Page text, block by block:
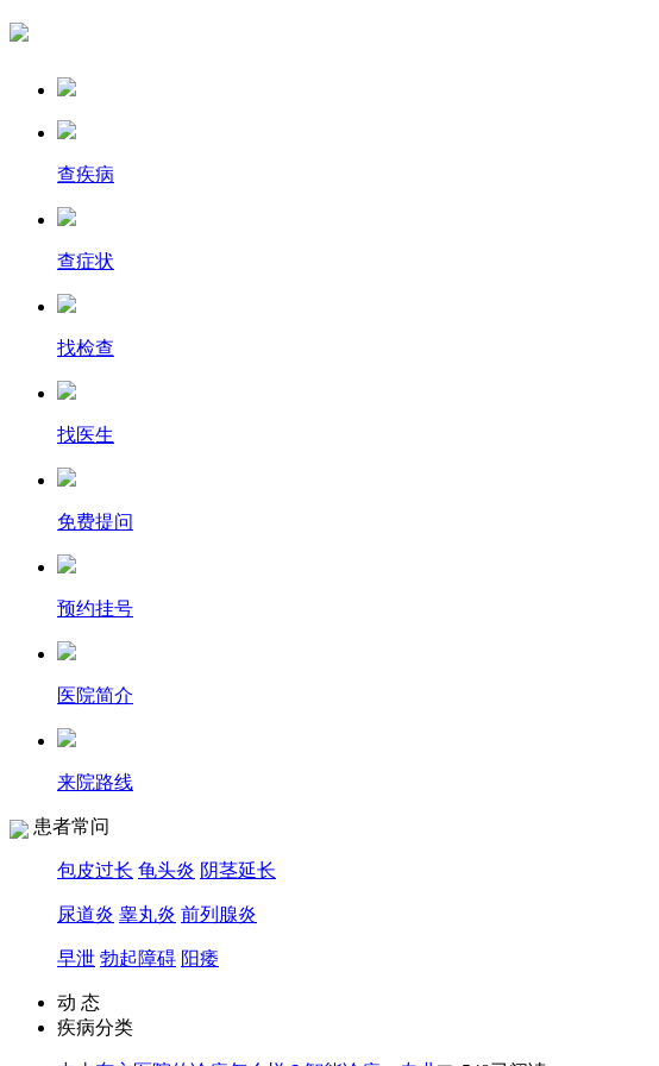
查疾病
查症状
找检查
找医生
免费提问
预约挂号
医院简介
来院路线
患者常问
包皮过长 龟头炎 阴茎延长
尿道炎 睾丸炎 前列腺炎
早泄 勃起障碍 阳痿
动 态
疾病分类